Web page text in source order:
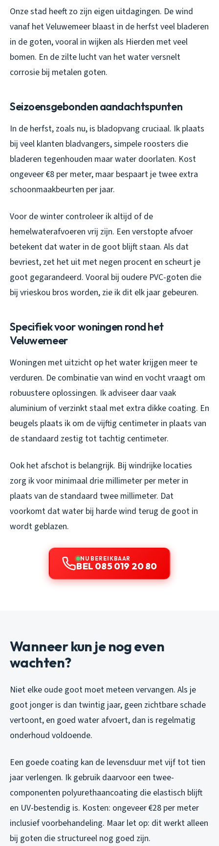
Onze stad heeft zo zijn eigen uitdagingen. De wind
vanaf het Veluwemeer blaast in de herfst veel bladeren
in de goten, vooral in wijken als Hierden met veel
bomen. En de zilte lucht van het water versnelt
corrosie bij metalen goten.
Seizoensgebonden aandachtspunten
In de herfst, zoals nu, is bladopvang cruciaal. Ik plaats
bij veel klanten bladvangers, simpele roosters die
bladeren tegenhouden maar water doorlaten. Kost
ongeveer €8 per meter, maar bespaart je twee extra
schoonmaakbeurten per jaar.
Voor de winter controleer ik altijd of de
hemelwaterafvoeren vrij zijn. Een verstopte afvoer
betekent dat water in de goot blijft staan. Als dat
bevriest, zet het uit met negen procent en scheurt je
goot gegarandeerd. Vooral bij oudere PVC-goten die
bij vrieskou bros worden, zie ik dit elk jaar gebeuren.
Specifiek voor woningen rond het
Veluwemeer
Woningen met uitzicht op het water krijgen meer te
verduren. De combinatie van wind en vocht vraagt om
robuustere oplossingen. Ik adviseer daar vaak
aluminium of verzinkt staal met extra dikke coating. En
beugels plaats ik om de vijftig centimeter in plaats van
de standaard zestig tot tachtig centimeter.
Ook het afschot is belangrijk. Bij windrijke locaties
zorg ik voor minimaal drie millimeter per meter in
plaats van de standaard twee millimeter. Dat
voorkomt dat water bij harde wind terug de goot in
wordt geblazen.
NU BEREIKBAAR
BEL 085 019 20 80
Wanneer kun je nog even
wachten?
Niet elke oude goot moet meteen vervangen. Als je
goot jonger is dan twintig jaar, geen zichtbare schade
vertoont, en goed water afvoert, dan is regelmatig
onderhoud voldoende.
Een goede coating kan de levensduur met vijf tot tien
jaar verlengen. Ik gebruik daarvoor een twee-
componenten polyurethaancoating die elastisch blijft
en UV-bestendig is. Kosten: ongeveer €28 per meter
inclusief voorbehandeling. Maar let op: dit werkt alleen
bij goten die structureel nog goed zijn.